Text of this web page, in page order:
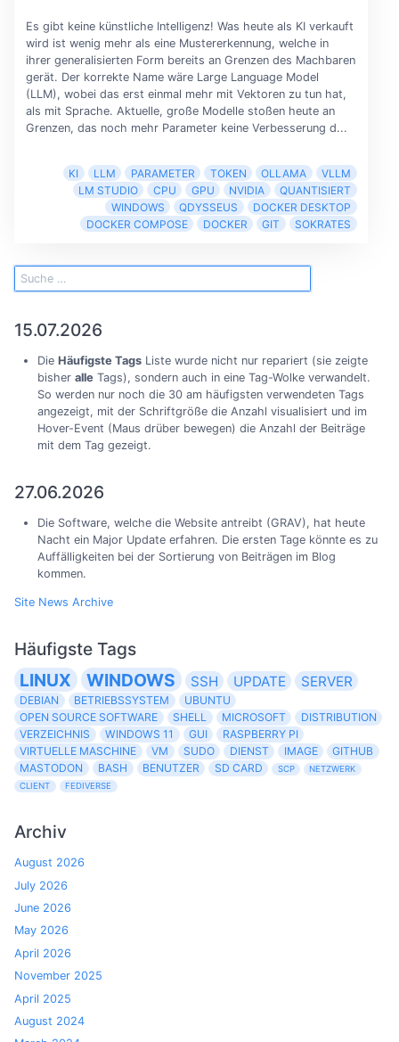
Es gibt keine künstliche Intelligenz! Was heute als KI verkauft
wird ist wenig mehr als eine Mustererkennung, welche in
ihrer generalisierten Form bereits an Grenzen des Machbaren
gerät. Der korrekte Name wäre Large Language Model
(LLM), wobei das erst einmal mehr mit Vektoren zu tun hat,
als mit Sprache. Aktuelle, große Modelle stoßen heute an
Grenzen, das noch mehr Parameter keine Verbesserung d...
KI LLM PARAMETER TOKEN OLLAMA
VLLM
LM STUDIO
CPU GPU NVIDIA
QUANTISIERT
WINDOWS
QDYSSEUS
DOCKER DESKTOP
DOCKER COMPOSE
DOCKER GIT SOKRATES
15.07.2026
Die Häufigste TagsListe wurde nicht nur repariert (sie zeigte
bisher alleTags), sondern auch in eine Tag-Wolke verwandelt.
So werden nur noch die 30 am häufigsten verwendeten Tags
angezeigt, mit der Schriftgröße die Anzahl visualisiert und im
Hover-Event (Maus drüber bewegen) die Anzahl der Beiträge
mit dem Tag gezeigt.
27.06.2026
Die Software, welche die Website antreibt (GRAV), hat heute
Nacht ein Major Update erfahren. Die ersten Tage könnte es zu
Auffälligkeiten bei der Sortierung von Beiträgen im Blog
kommen.
Site News Archive
Häufigste Tags
LINUX
WINDOWS SSH UPDATE SERVER
DEBIAN BETRIEBSSYSTEM
UBUNTU
OPEN SOURCE SOFTWARE
SHELL MICROSOFT
DISTRIBUTION
VERZEICHNIS
WINDOWS 11 GUI
RASPBERRY PI
VIRTUELLE MASCHINE
VM SUDO DIENST IMAGE
GITHUB
MASTODON
BASH BENUTZER SD CARD SCP
NETZWERK
CLIENT
FEDIVERSE
Archiv
August 2026
July 2026
June 2026
May 2026
April 2026
November 2025
April 2025
August 2024